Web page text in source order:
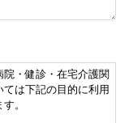
・健診・在宅介護関
は下記の目的に利用
。